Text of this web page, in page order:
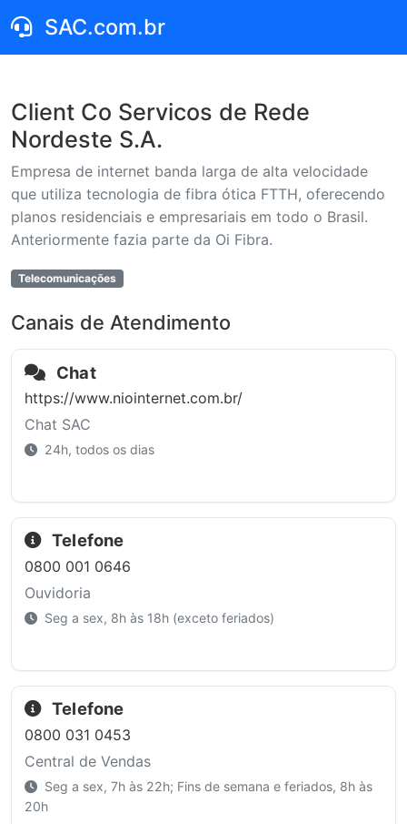
SAC.com.br
Client Co Servicos de Rede
Nordeste S.A.
Empresa de internet banda larga de alta velocidade
que utiliza tecnologia de fibra ótica FTTH, oferecendo
planos residenciais e empresariais em todo o Brasil.
Anteriormente fazia parte da Oi Fibra.
Telecomunicações
Canais de Atendimento
Chat
https://www.niointernet.com.br/
Chat SAC
24h, todos os dias
Telefone
0800 001 0646
Ouvidoria
Seg a sex, 8h às 18h (exceto feriados)
Telefone
0800 031 0453
Central de Vendas
Seg a sex, 7h às 22h; Fins de semana e feriados, 8h às
20h